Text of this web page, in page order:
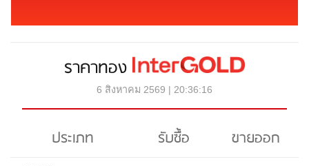
ราคาทอง
6 สิงหาคม 2569 | 20:36:16
ประเภท รับซื้อ
ขายออก